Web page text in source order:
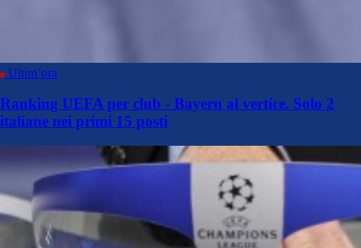
Ultim’ora
Ranking UEFA per club - Bayern al vertice. Solo 2
italiane nei primi 15 posti